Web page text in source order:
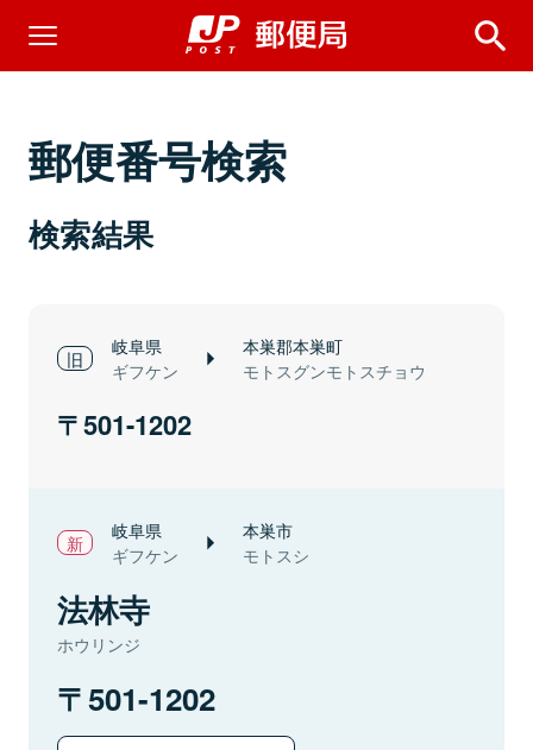
郵便番号検索
検索結果
岐阜県
ギフケン
本巣郡本巣町
モトスグンモトスチョウ
501-1202
岐阜県
ギフケン
本巣市
モトスシ
法林寺
ホウリンジ
501-1202